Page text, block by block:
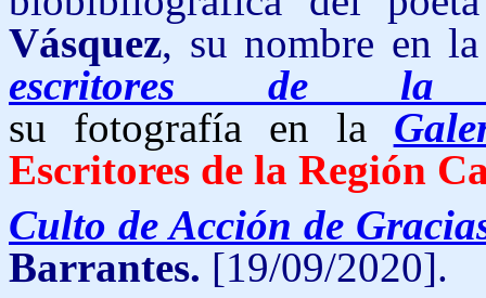
Vásquez, su nombre en
escritores de la
su fotografía en la
Escritores de la Región
Culto de Acción de
Barrantes. [19/09/2020].